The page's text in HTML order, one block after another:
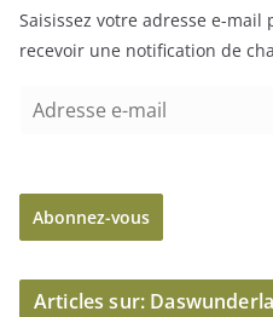
Saisissez votre adresse e-
recevoir une notification de
e
e
Abonnez-vous
Articles sur: